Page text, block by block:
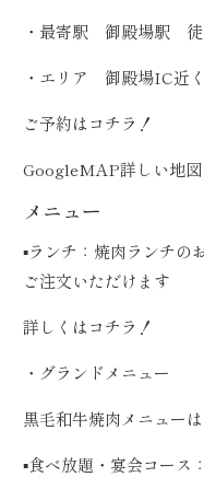
・最寄駅 御殿場駅 徒
・エリア 御殿場IC近く
ご予約はコチラ！
GoogleMAP詳しい地図
メニュー
▪️ランチ：焼肉ランチの
ご注文いただけます
詳しくはコチラ！
・グランドメニュー
黒毛和牛焼肉メニューは
▪️食べ放題・宴会コー